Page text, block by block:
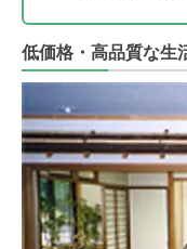
低価格・高品質な生